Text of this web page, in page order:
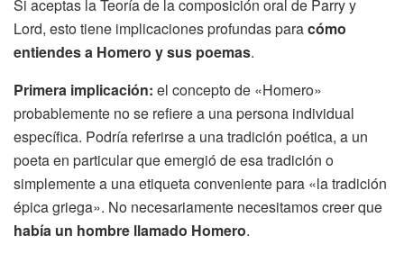
Si aceptas la Teoría de la composición oral de Parry y
Lord, esto tiene implicaciones profundas paracómo
entiendes a Homero y sus poemas.
Primera implicación: el concepto de «Homero»
probablemente no se refiere a una persona individual
específica. Podría referirse a una tradición poética, a un
poeta en particular que emergió de esa tradición o
simplemente a una etiqueta conveniente para «la tradición
épica griega». No necesariamente necesitamos creer que
había un hombre llamado Homero.